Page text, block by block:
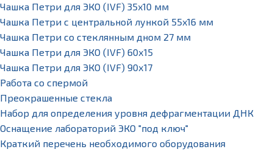
Чашка Петри для ЭКО (IVF) 35x10 мм
Чашка Петри с центральной лункой 55x16 мм
Чашка Петри со стеклянным дном 27 мм
Чашка Петри для ЭКО (IVF) 60х15
Чашка Петри для ЭКО (IVF) 90х17
Работа со спермой
Преокрашенные стекла
Набор для определения уровня дефрагментации ДНК
Оснащение лабораторий ЭКО "под ключ"
Краткий перечень необходимого оборудования